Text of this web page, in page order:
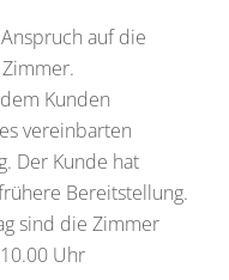
auf die
Kunden
vereinbarten
Der Kunde hat
Bereitstellung.
sind die Zimmer
Uhr